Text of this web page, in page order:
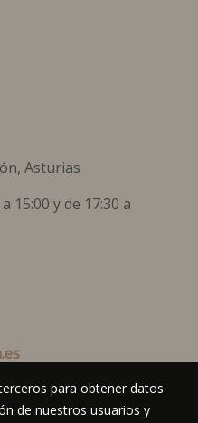
Asturias
15:00 y de 17:30 a
para obtener datos
de nuestros usuarios y